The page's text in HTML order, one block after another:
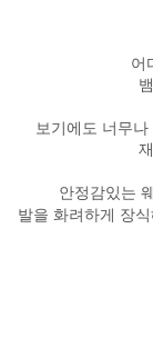
어
보기에도 너무
안정감있는
발을 화려하게 장